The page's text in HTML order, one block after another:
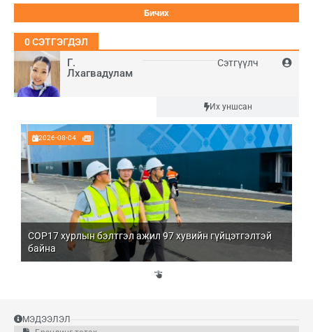
Г.
Лхагвадулам
Сэтгүүлч
Их уншсан
2026-08-04
COP17 хурлын бэлтгэл ажил 97 хувийн гүйцэтгэлтэй
байна
0СЭТГЭГДЭЛ
МЭДЭЭЛЭЛ